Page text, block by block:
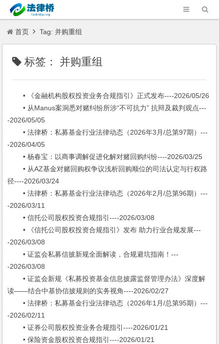
首页 Tag: 并购重组
标签： 并购重组
• 《金融机构股权投资业务合规指引》正式发布----2026/05/26
• 从Manus案洞悉对赌纠纷所涉“不可抗力” 抗辩及裁判观点---
-2026/05/05
• 法律桥：私募基金行业法律动态（2026年3月/总第97期）---
-2026/04/05
• 杨春宝：以商事调解促进化解对赌回购纠纷----2026/03/25
• 从AZ基金对赌回购权争议浅析回购顺位的司法认定与行权路
径----2026/03/24
• 法律桥：私募基金行业法律动态（2026年2月/总第96期）---
-2026/03/11
• 信托公司股权投资合规指引----2026/03/08
• 《信托公司股权投资合规指引》发布 助力行业合规发展---
-2026/03/08
• 证监会私募信披新规全面解读，合规避坑指南！---
-2026/03/08
• 证监会新规《私募投资基金信息披露监督管理办法》深度解
读——结合中基协信披规则的实务视角----2026/02/27
• 法律桥：私募基金行业法律动态（2026年1月/总第95期）---
-2026/02/11
• 证券公司股权投资业务合规指引----2026/01/21
• 保险资金股权投资合规指引----2026/01/21